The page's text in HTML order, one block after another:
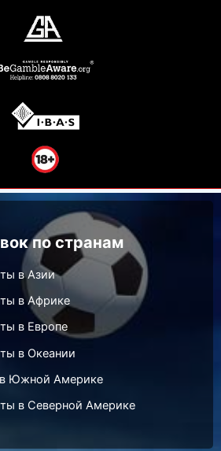
по странам
в Азии
в Африке
в Европе
в Океании
Южной Америке
в Северной Америке